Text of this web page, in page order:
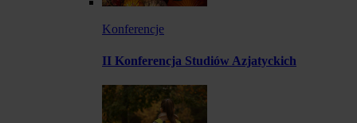
Konferencje
II Konferencja Studiów Azjatyckich